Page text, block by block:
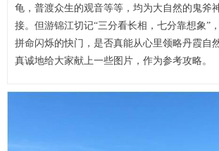
龟，普渡众生的观音等等，均为大自然的鬼斧
接。但游锦江切记“三分看长相，七分靠想象”
拼命闪烁的快门，是否真能从心里领略丹霞自
真诚地给大家献上一些图片，作为参考攻略。